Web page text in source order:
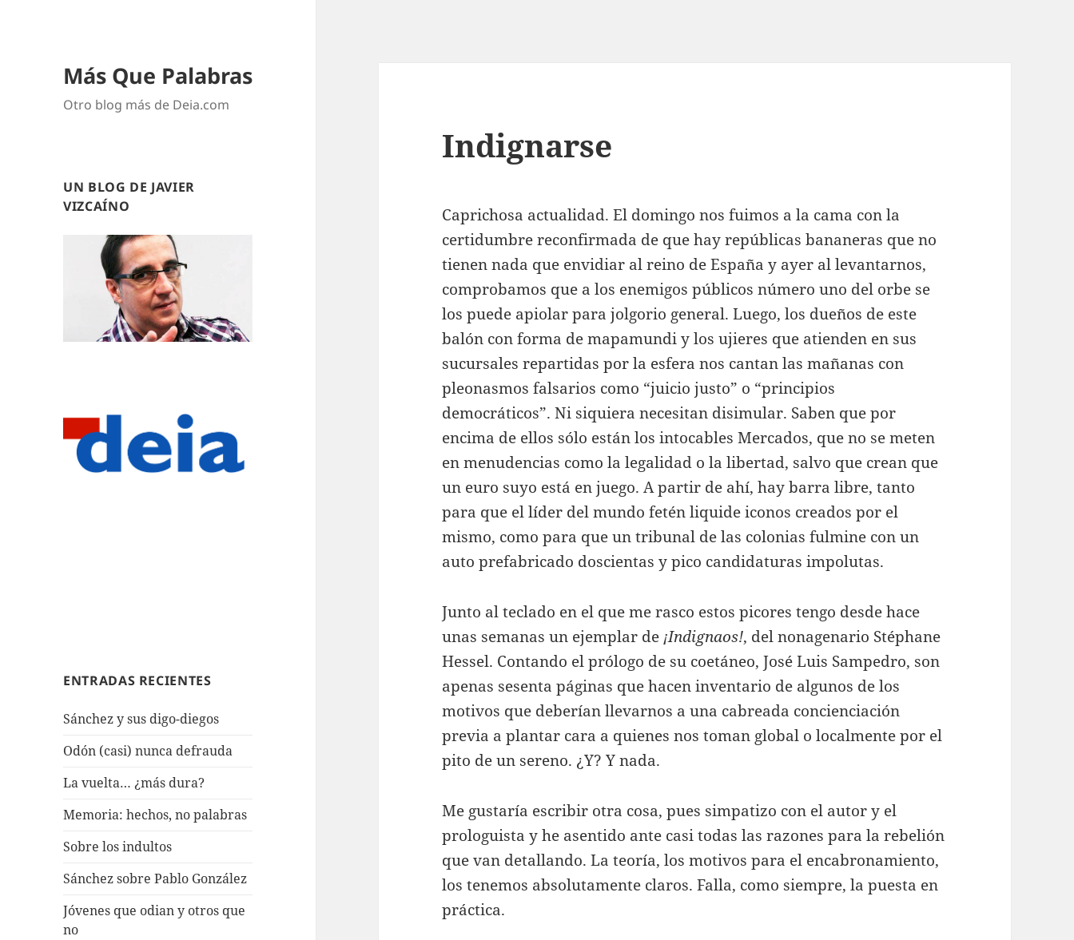
Más Que Palabras
Otro blog más de Deia.com
UN BLOG DE JAVIER
VIZCAÍNO
ENTRADAS RECIENTES
Sánchez y sus digo-diegos
Odón (casi) nunca defrauda
La vuelta… ¿más dura?
Memoria: hechos, no palabras
Sobre los indultos
Sánchez sobre Pablo González
Jóvenes que odian y otros que
no
Indignarse
Caprichosa actualidad. El domingo nos fuimos a la cama con la
certidumbre reconfirmada de que hay repúblicas bananeras que no
tienen nada que envidiar al reino de España y ayer al levantarnos,
comprobamos que a los enemigos públicos número uno del orbe se
los puede apiolar para jolgorio general. Luego, los dueños de este
balón con forma de mapamundi y los ujieres que atienden en sus
sucursales repartidas por la esfera nos cantan las mañanas con
pleonasmos falsarios como “juicio justo” o “principios
democráticos”. Ni siquiera necesitan disimular. Saben que por
encima de ellos sólo están los intocables Mercados, que no se meten
en menudencias como la legalidad o la libertad, salvo que crean que
un euro suyo está en juego. A partir de ahí, hay barra libre, tanto
para que el líder del mundo fetén liquide iconos creados por el
mismo, como para que un tribunal de las colonias fulmine con un
auto prefabricado doscientas y pico candidaturas impolutas.
Junto al teclado en el que me rasco estos picores tengo desde hace
unas semanas un ejemplar de ¡Indignaos!, del nonagenario Stéphane
Hessel. Contando el prólogo de su coetáneo, José Luis Sampedro, son
apenas sesenta páginas que hacen inventario de algunos de los
motivos que deberían llevarnos a una cabreada concienciación
previa a plantar cara a quienes nos toman global o localmente por el
pito de un sereno. ¿Y? Y nada.
Me gustaría escribir otra cosa, pues simpatizo con el autor y el
prologuista y he asentido ante casi todas las razones para la rebelión
que van detallando. La teoría, los motivos para el encabronamiento,
los tenemos absolutamente claros. Falla, como siempre, la puesta en
práctica.